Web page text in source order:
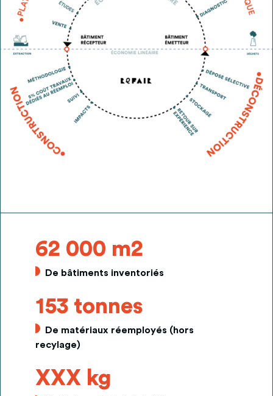
62 000 m2
De bâtiments inventoriés
153 tonnes
De matériaux réemployés (hors
recylage)
XXX kg